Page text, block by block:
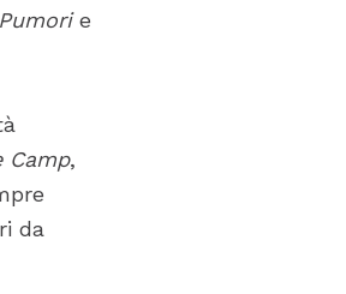
Pumorie
Camp,
da